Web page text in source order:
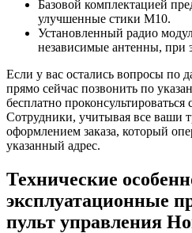
Базовой комплектацией
улучшенные стики M10.
Установленный радио
независимые антенны, при
Если у вас остались вопросы по
прямо сейчас позвонить по
бесплатно
Сотрудники, учитывая все ваши
оформлением заказа, который
указанный адрес.
Технические
эксплуатационные
пульт управления